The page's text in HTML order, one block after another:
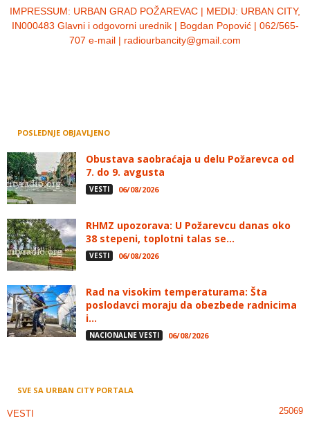
IMPRESSUM: URBAN GRAD POŽAREVAC | MEDIJ: URBAN CITY,
IN000483 Glavni i odgovorni urednik | Bogdan Popović | 062/565-
707 e-mail | radiourbancity@gmail.com
POSLEDNJE OBJAVLJENO
Obustava saobraćaja u delu Požarevca od
7. do 9. avgusta
VESTI 06/08/2026
RHMZ upozorava: U Požarevcu danas oko
38 stepeni, toplotni talas se...
VESTI 06/08/2026
Rad na visokim temperaturama: Šta
poslodavci moraju da obezbede radnicima
i...
NACIONALNE VESTI 06/08/2026
SVE SA URBAN CITY PORTALA
VESTI 25069